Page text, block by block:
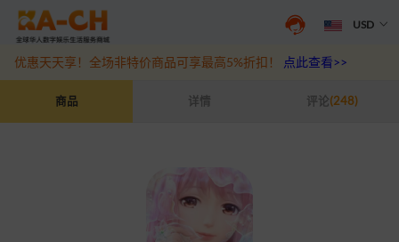
闪耀暖暖-台港澳服充值
USD
游戏充值福利来袭，王者、和平精英、原神等热门游戏充值折扣最高
优惠天天享！全场非特价商品可享最高5%折扣！ 点此查看>>
商品 详情 评论(248)